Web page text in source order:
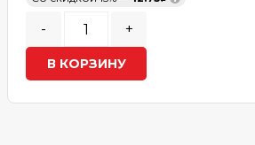
- +
В КОРЗИНУ